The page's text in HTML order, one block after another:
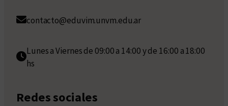
contacto@eduvim.unvm.edu.ar
Lunes a Viernes de 09:00 a 14:00 y de 16:00 a 18:00
hs
Redes sociales